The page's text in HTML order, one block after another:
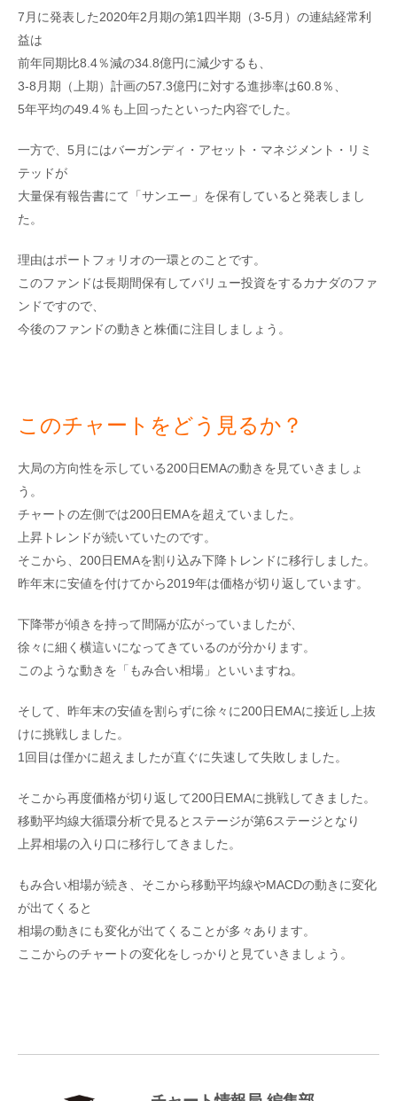
7月に発表した2020年2月期の第1四半期（3-5月）の連結経常利
益は
前年同期比8.4％減の34.8億円に減少するも、
3-8月期（上期）計画の57.3億円に対する進捗率は60.8％、
5年平均の49.4％も上回ったといった内容でした。
一方で、5月にはバーガンディ・アセット・マネジメント・リミ
テッドが
大量保有報告書にて「サンエー」を保有していると発表しまし
た。
理由はポートフォリオの一環とのことです。
このファンドは長期間保有してバリュー投資をするカナダのファ
ンドですので、
今後のファンドの動きと株価に注目しましょう。
このチャートをどう見るか？
大局の方向性を示している200日EMAの動きを見ていきましょ
う。
チャートの左側では200日EMAを超えていました。
上昇トレンドが続いていたのです。
そこから、200日EMAを割り込み下降トレンドに移行しました。
昨年末に安値を付けてから2019年は価格が切り返しています。
下降帯が傾きを持って間隔が広がっていましたが、
徐々に細く横這いになってきているのが分かります。
このような動きを「もみ合い相場」といいますね。
そして、昨年末の安値を割らずに徐々に200日EMAに接近し上抜
けに挑戦しました。
1回目は僅かに超えましたが直ぐに失速して失敗しました。
そこから再度価格が切り返して200日EMAに挑戦してきました。
移動平均線大循環分析で見るとステージが第6ステージとなり
上昇相場の入り口に移行してきました。
もみ合い相場が続き、そこから移動平均線やMACDの動きに変化
が出てくると
相場の動きにも変化が出てくることが多々あります。
ここからのチャートの変化をしっかりと見ていきましょう。